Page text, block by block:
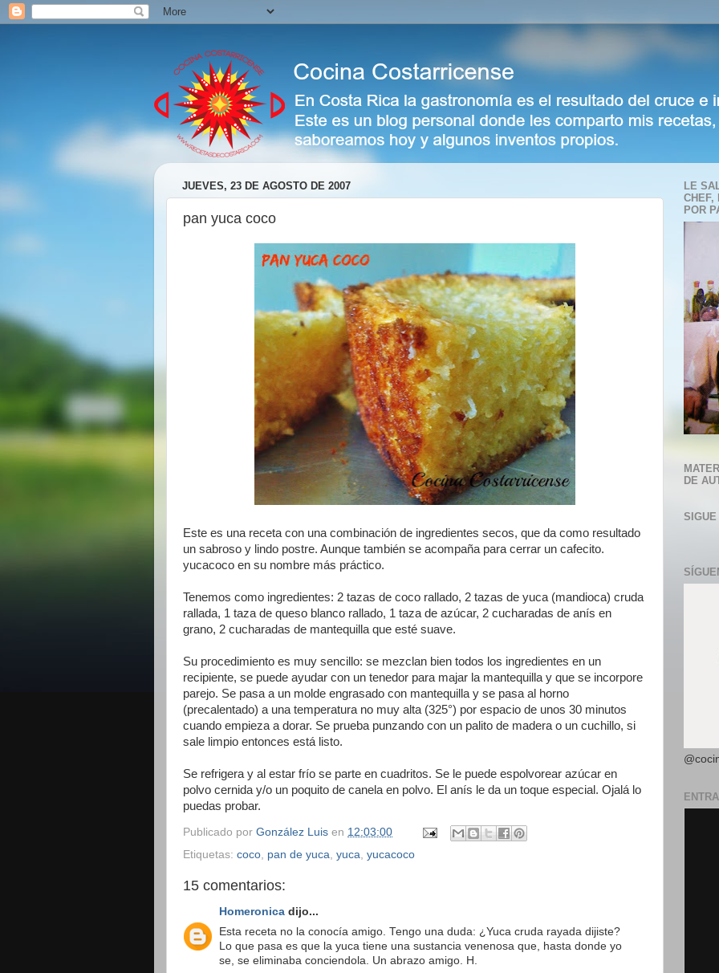
JUEVES, 23 DE AGOSTO DE 2007
pan yuca coco
Este es una receta con una combinación de ingredientes secos, que da como resultado
un sabroso y lindo postre. Aunque también se acompaña para cerrar un cafecito.
yucacoco en su nombre más práctico.
Tenemos como ingredientes: 2 tazas de coco rallado, 2 tazas de yuca (mandioca) cruda
rallada, 1 taza de queso blanco rallado, 1 taza de azúcar, 2 cucharadas de anís en
grano, 2 cucharadas de mantequilla que esté suave.
Su procedimiento es muy sencillo: se mezclan bien todos los ingredientes en un
recipiente, se puede ayudar con un tenedor para majar la mantequilla y que se incorpore
parejo. Se pasa a un molde engrasado con mantequilla y se pasa al horno
(precalentado) a una temperatura no muy alta (325°) por espacio de unos 30 minutos
cuando empieza a dorar. Se prueba punzando con un palito de madera o un cuchillo, si
sale limpio entonces está listo.
Se refrigera y al estar frío se parte en cuadritos. Se le puede espolvorear azúcar en
polvo cernida y/o un poquito de canela en polvo. El anís le da un toque especial. Ojalá lo
puedas probar.
Publicado por González Luis en 12:03:00
Etiquetas: coco pan de yuca yuca yucacoco
15 comentarios:
Homeronica dijo...
Esta receta no la conocía amigo. Tengo una duda: ¿Yuca cruda rayada dijiste?
Lo que pasa es que la yuca tiene una sustancia venenosa que, hasta donde yo
se, se eliminaba conciendola. Un abrazo amigo. H.
LE
CHEF,
POR
DE